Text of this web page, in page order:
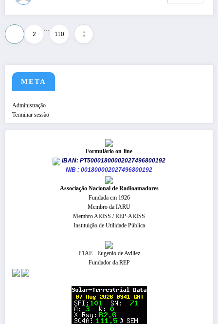
Paginação
conteúdos
2
…
110
META
Administração
Terminar sessão
Formulário on-line
IBAN: PT50001800002027496800192
NIB : 001800002027496800192
​Associação Nacional de Radioamadores
Fundada em 1926
Membro da IARU
Membro ARISS / REP-ARISS
Instituição de Utilidade Pública
P1AE - Eugenio de Avillez
Fundador da REP